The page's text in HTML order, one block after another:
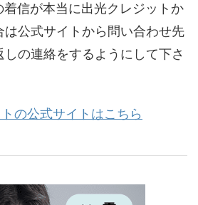
信が本当に出光クレジットか
は公式サイトから問い合わせ先
の連絡をするようにして下さ
の公式サイトはこちら